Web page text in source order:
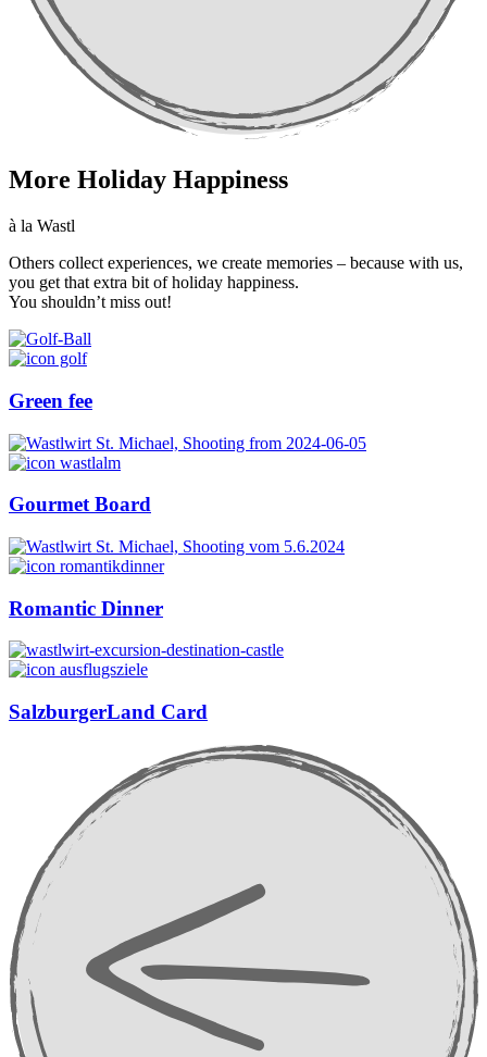
More Holiday Happiness
à la Wastl
Others collect experiences, we create memories – because with us,
you get that extra bit of holiday happiness.
You shouldn’t miss out!
Green fee
Gourmet Board
Romantic Dinner
SalzburgerLand Card